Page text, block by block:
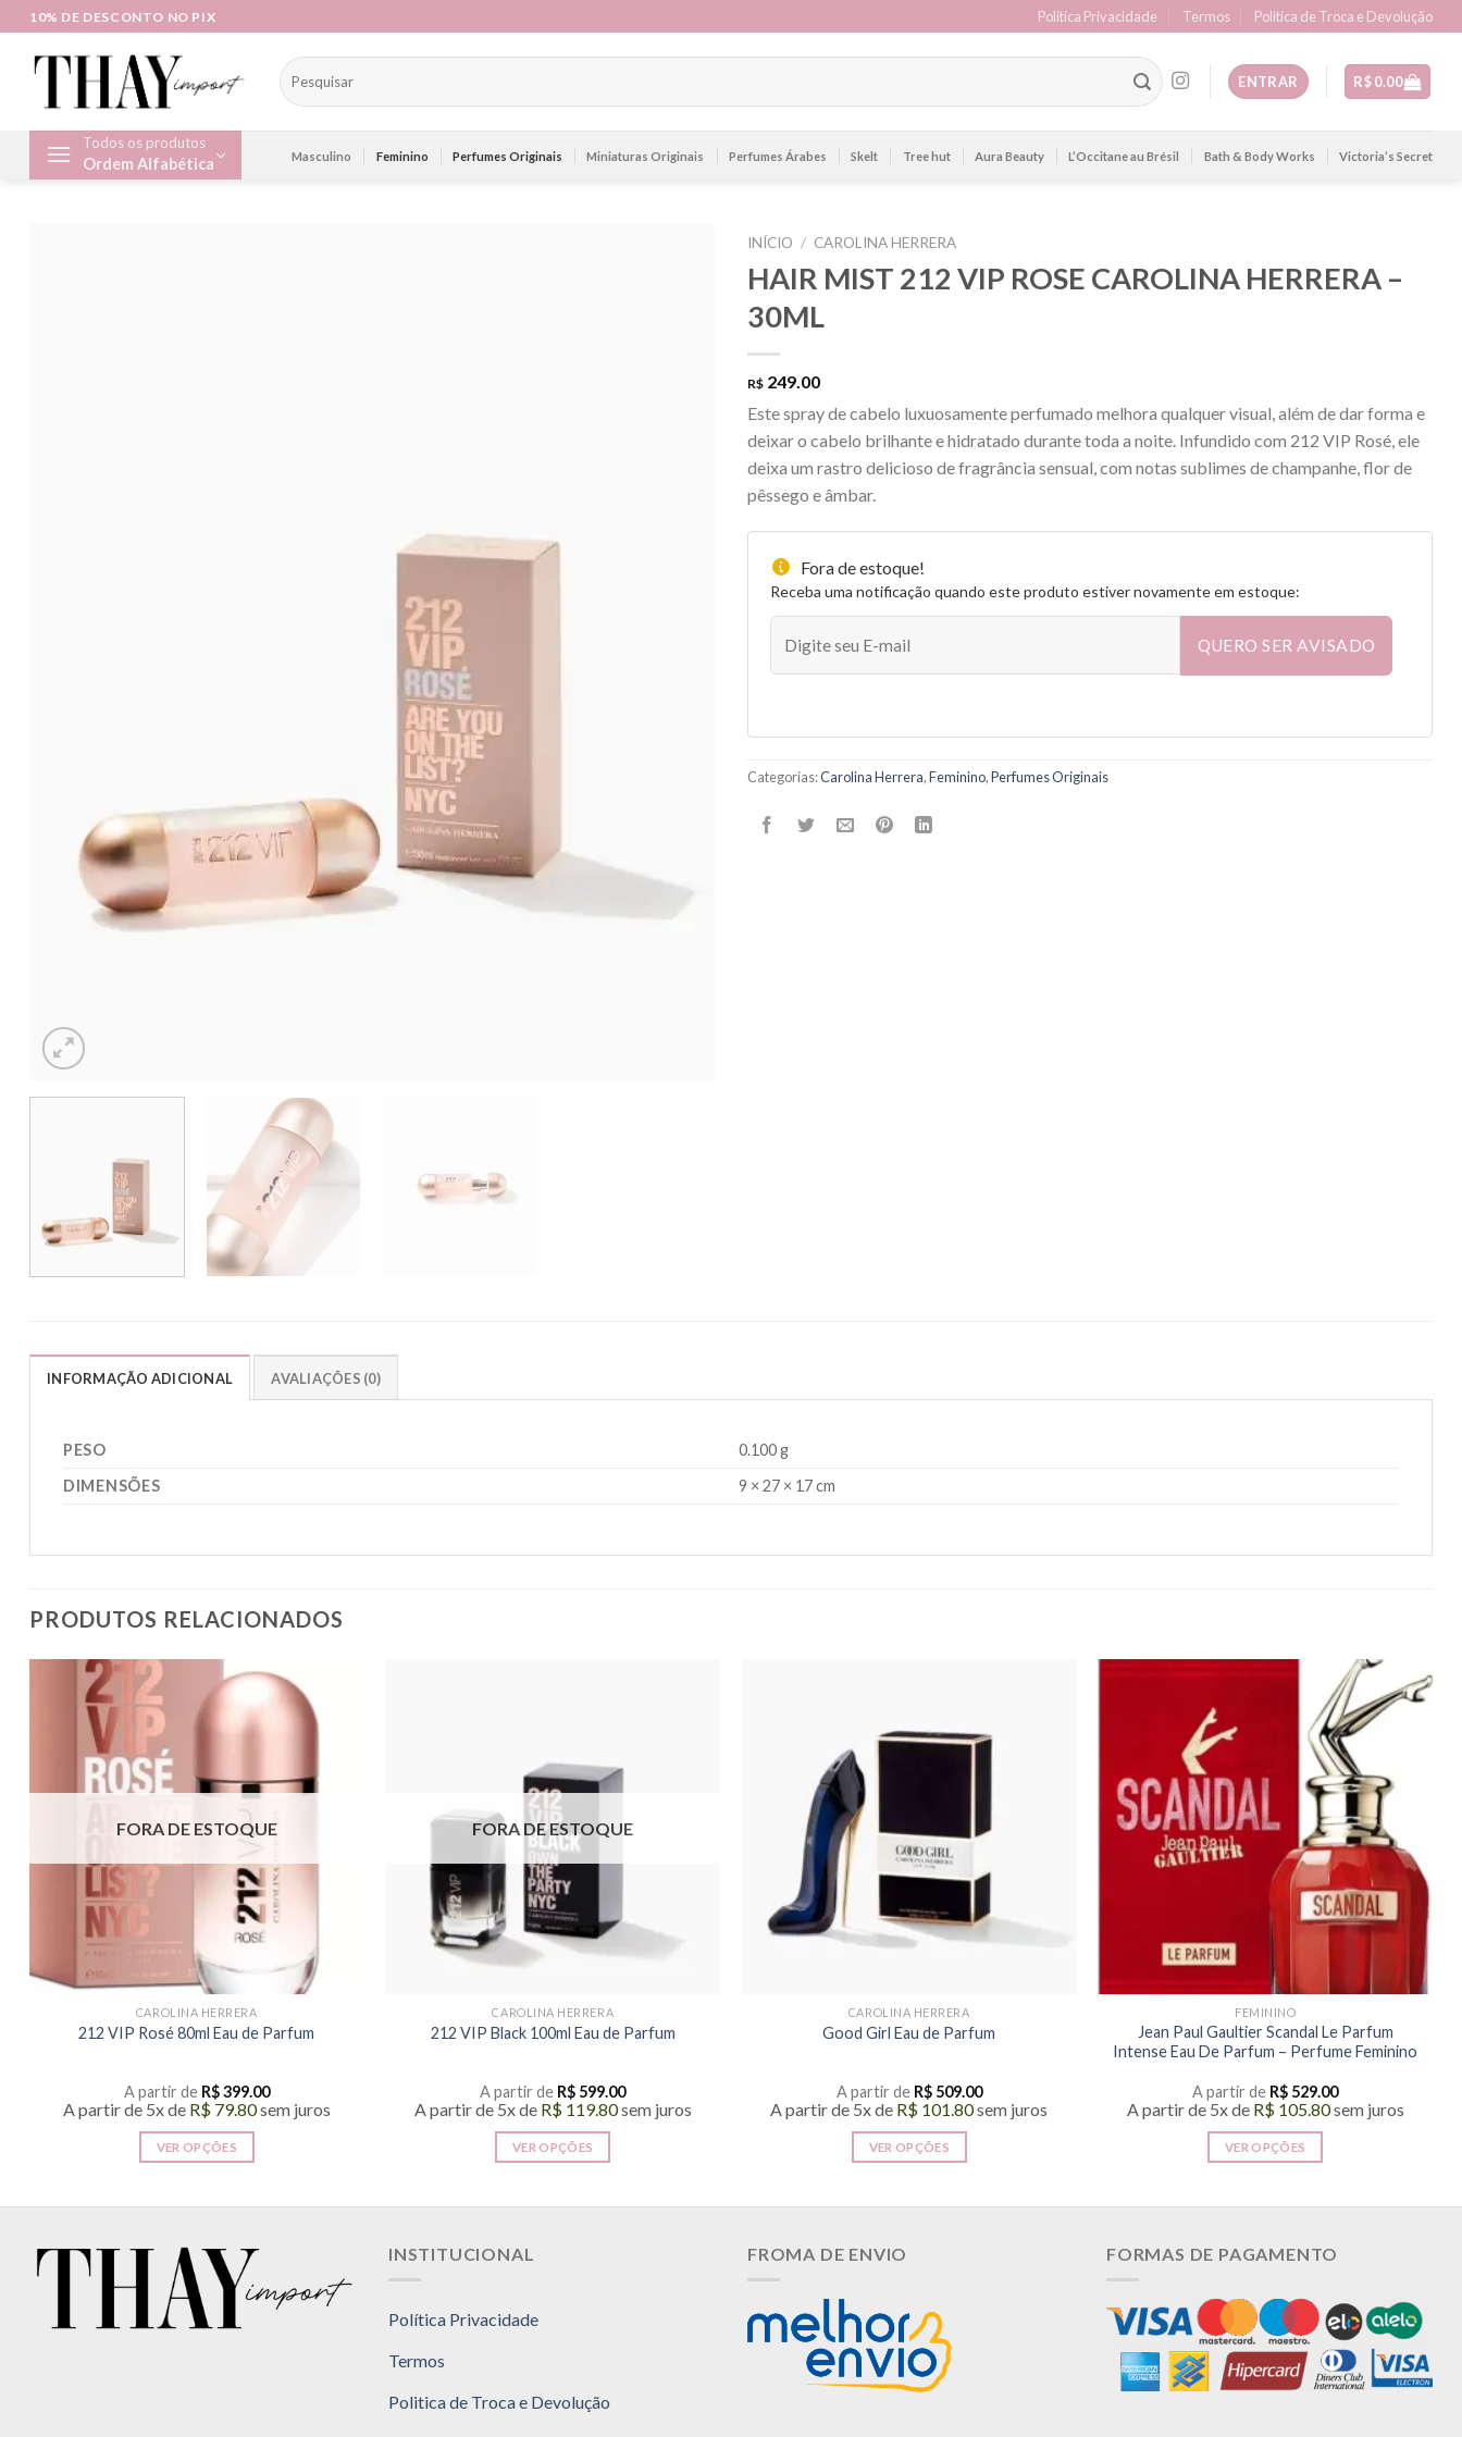
Skip
to
content
10% DE DESCONTO NO PIX Política Privacidade Termos Politica de Troca e Devolução
Pesquisar
por:
ENTRAR R$0.00
Todos os produtos
Ordem Alfabética Masculino Feminino Perfumes Originais Miniaturas Originais Perfumes Árabes Skelt Tree hut Aura Beauty L’Occitane au Brésil Bath & Body Works Victoria’s Secret
INÍCIO / CAROLINA HERRERA
HAIR MIST 212 VIP ROSE CAROLINA HERRERA –
30ML
R$ 249.00
Este spray de cabelo luxuosamente perfumado melhora qualquer visual, além de dar forma e
deixar o cabelo brilhante e hidratado durante toda a noite. Infundido com 212 VIP Rosé, ele
deixa um rastro delicioso de fragrância sensual, com notas sublimes de champanhe, flor de
pêssego e âmbar.
Fora de estoque!
Receba uma notificação quando este produto estiver novamente em estoque:
QUERO SER AVISADO
Categorias:Carolina Herrera,Feminino,Perfumes Originais
INFORMAÇÃO ADICIONAL AVALIAÇÕES (0)
PESO
0.100 g
DIMENSÕES
9 × 27 × 17 cm
PRODUTOS RELACIONADOS
FORA DE ESTOQUE
CAROLINA HERRERA
212 VIP Rosé 80ml Eau de Parfum
A partir de R$399.00
A partir de 5x de R$79.80sem juros
VER OPÇÕES
várias
variantes.
As
opções
FORA DE ESTOQUE
CAROLINA HERRERA
212 VIP Black 100ml Eau de Parfum
A partir de R$ 599.00
A partir de 5x de R$119.80sem juros
VER OPÇÕES
escolhidas
CAROLINA HERRERA
Good Girl Eau de Parfum
A partir de R$509.00
A partir de 5x de R$ 101.80sem juros
VER OPÇÕES
opções
podem
ser
FEMININO
Jean Paul Gaultier Scandal Le Parfum
Intense Eau De Parfum – Perfume Feminino
A partir de R$ 529.00
A partir de 5x de R$105.80sem juros
VER OPÇÕES
várias
As
opções
podem
ser
INSTITUCIONAL
Política Privacidade
Termos
Politica de Troca e Devolução
FROMA DE ENVIO FORMAS DE PAGAMENTO